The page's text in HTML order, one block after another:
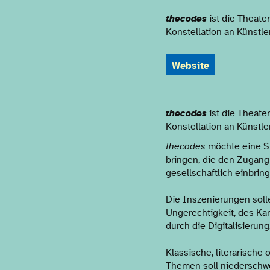
thecodes ist die
Konstellation an
Website
thecodes ist die
Konstellation an
thecodes möchte eine
bringen, die den
gesellschaftlich
Die Inszenierungen
Ungerechtigkeit, des
durch die
Klassische, literarische
Themen soll